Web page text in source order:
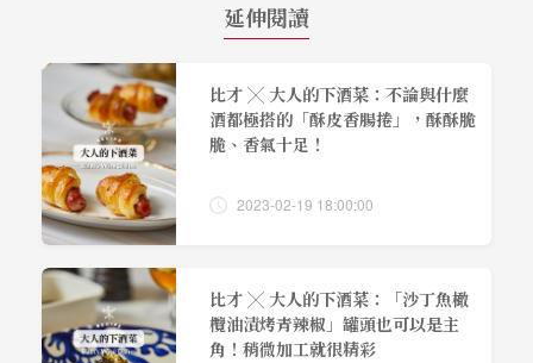
延伸閱讀
比才 ╳ 大人的下酒菜：不論與什麼
酒都極搭的「酥皮香腸捲」，酥酥脆
脆、香氣十足！
2023-02-19 18:00:00
比才 ╳ 大人的下酒菜：「沙丁魚橄
欖油漬烤青辣椒」罐頭也可以是主
角！稍微加工就很精彩